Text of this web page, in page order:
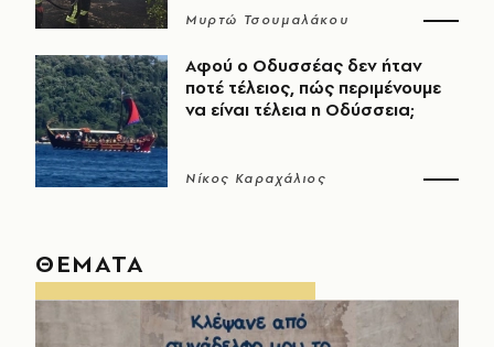
Μυρτώ Τσουμαλάκου
Αφού ο Οδυσσέας δεν ήταν
ποτέ τέλειος, πώς περιμένουμε
να είναι τέλεια η Οδύσσεια;
Νίκος Καραχάλιος
ΘΕΜΑΤΑ